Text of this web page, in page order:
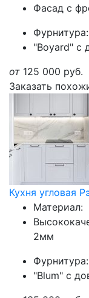
Фасад с
Фурнитура:
"Boyard" с
от 125 000 руб.
Заказать
Кухня угловая
Материал:
2мм
Фурнитура:
"Blum" с